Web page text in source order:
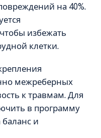
на 40%.
избежать
клетки.
межреберных
к травмам. Для
в программу
и